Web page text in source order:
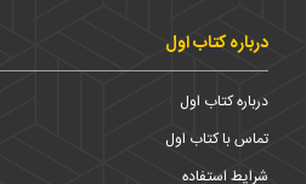
درباره کتاب اول
درباره کتاب اول
تماس با کتاب اول
شرایط استفاده